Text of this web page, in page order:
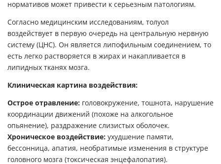
нормативов может привести к серьезным патологиям.
Согласно медицинским исследованиям, толуол
воздействует в первую очередь на центральную нервную
систему (ЦНС). Он является липофильным соединением, то
есть легко растворяется в жирах и накапливается в
липидных тканях мозга.
Клиническая картина воздействия:
Острое отравление: головокружение, тошнота, нарушение
координации движений (похоже на алкогольное
опьянение), раздражение слизистых оболочек.
Хроническое воздействие: ухудшение памяти,
бессонница, апатия, необратимые изменения в структуре
головного мозга (токсическая энцефалопатия).